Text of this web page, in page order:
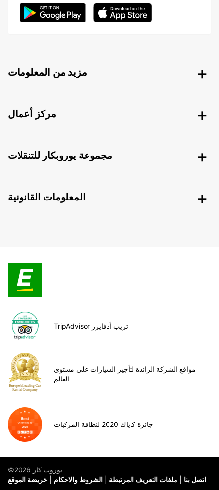
مزيد من المعلومات
مركز أعمال
مجموعة يوروبكار للتنقلات
المعلومات القانونية
TripAdvisor تريب أدفايزر
مواقع الشركة الرائدة لتأجير السيارات على مستوى
العالم
جائزة كاياك 2020 لنظافة المركبات
©يوروب كار 2026
خريضة الموقع
الشروط والاحكام ملفات التعريف المرتبطة اتصل بنا